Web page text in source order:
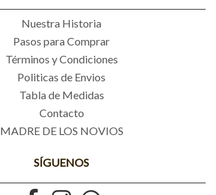
Nuestra Historia
Pasos para Comprar
Términos y Condiciones
Politicas de Envios
Tabla de Medidas
Contacto
MADRE DE LOS NOVIOS
SÍGUENOS